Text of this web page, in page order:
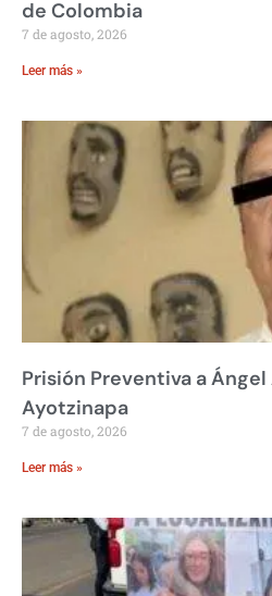
de Colombia
7 de agosto, 2026
Leer más »
Prisión Preventiva a
Ayotzinapa
7 de agosto, 2026
Leer más »